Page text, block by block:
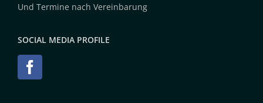
Und Termine nach Vereinbarung
SOCIAL MEDIA PROFILE